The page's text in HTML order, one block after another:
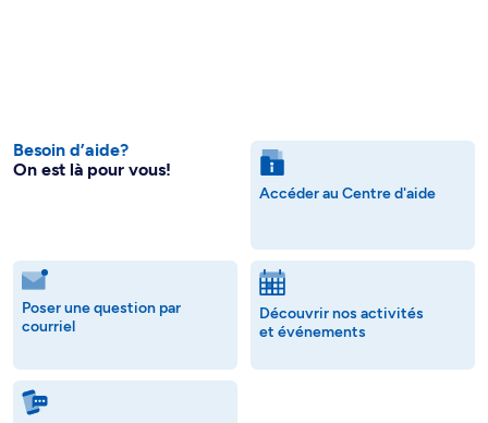
Besoin d’aide?
On est là pour vous!
Accéder au Centre d'aide
Poser une question par
courriel
Découvrir nos activités
et événements